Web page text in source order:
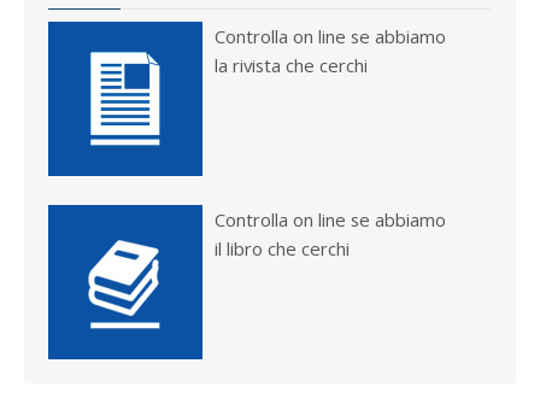
Controlla on line se abbiamo
la rivista che cerchi
Controlla on line se abbiamo
il libro che cerchi